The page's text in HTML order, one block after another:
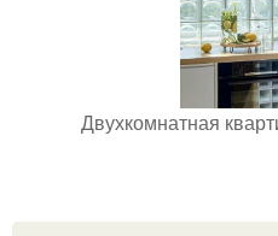
Двухкомнатная